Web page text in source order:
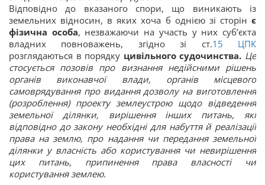
Відповідно до вказаного спори, що виникають із
земельних відносин, в яких хоча б однією зі сторін є
фізична особа, незважаючи на участь у них суб’єкта
владних повноважень, згідно зі ст.15 ЦПК
розглядаються в порядку цивільного судочинства. Це
стосується позовів про визнання недійсними рішень
органів виконавчої влади, органів місцевого
самоврядування про видання дозволу на виготовлення
(розроблення) проекту землеустрою щодо відведення
земельної ділянки, вирішення інших питань, які
відповідно до закону необхідні для набуття й реалізації
права на землю, про надання чи передання земельної
ділянки у власність або користування чи невирішення
цих питань, припинення права власності чи
користування землею.